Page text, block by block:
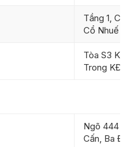
Tầng 1,
Cổ Nhuế
Tòa S3
Trong
Ngõ 444
Cấn, Ba